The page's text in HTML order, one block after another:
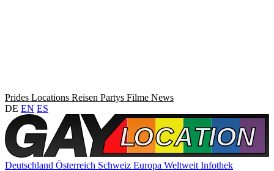
Prides Locations Reisen Partys Filme News
DE EN ES
Deutschland Österreich Schweiz Europa Weltweit Infothek